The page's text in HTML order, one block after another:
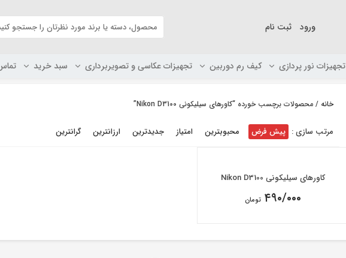
ورود ثبت نام
تجهیزات نور پردازی کیف رم دوربین تجهیزات عکاسی و تصویربرداری سبد خرید
خانه / محصولات برچسب خورده “کاورهای سیلیکونی Nikon D3100”
مرتب سازی : پیش فرض محبوبترین امتیاز جدیدترین ارزانترین گرانترین
کاورهای سیلیکونی Nikon D3100
۴۹۰/۰۰۰ تومان